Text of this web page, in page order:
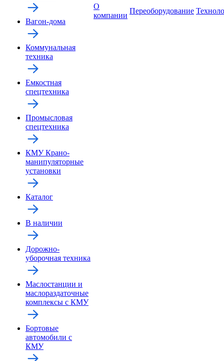
Вагон-дома
Коммунальная
техника
Емкостная
спецтехника
Промысловая
спецтехника
КМУ Крано-
манипуляторные
установки
Каталог
В наличии
Дорожно-
уборочная техника
Маслостанции и
маслораздаточные
комплексы с КМУ
Бортовые
автомобили с
КМУ
О
компании
Переоборудование